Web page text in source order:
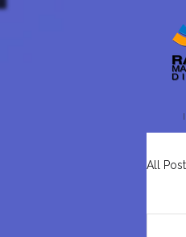
All